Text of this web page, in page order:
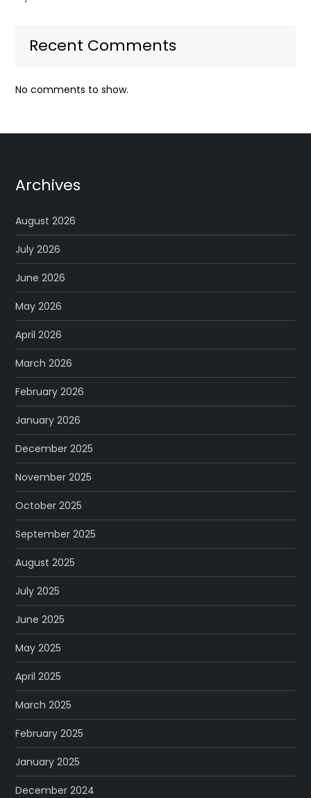
Recent Comments
No comments to show.
Archives
August 2026
July 2026
June 2026
May 2026
April 2026
March 2026
February 2026
January 2026
December 2025
November 2025
October 2025
September 2025
August 2025
July 2025
June 2025
May 2025
April 2025
March 2025
February 2025
January 2025
December 2024